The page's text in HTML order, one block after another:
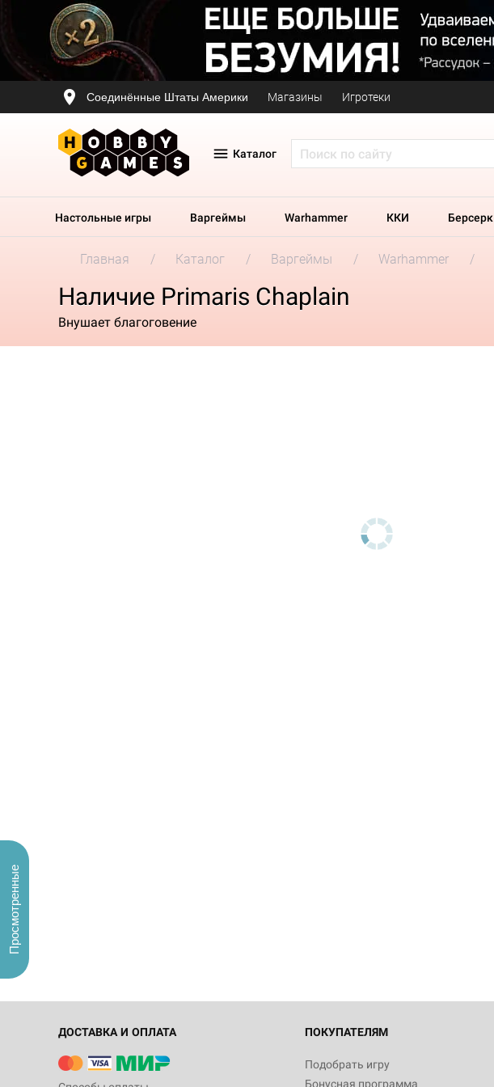
Соединённые Штаты Америки Магазины Игротеки
Каталог
Настольные игры Варгеймы Warhammer ККИ Берсерк
Главная Каталог Варгеймы Warhammer
Наличие Primaris Chaplain
Внушает благоговение
ДОСТАВКА И ОПЛАТА ПОКУПАТЕЛЯМ
Подобрать игру
Бонусная программа
Просмотренные